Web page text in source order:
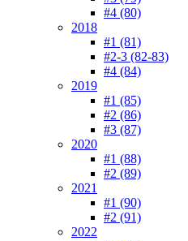
#4 (80)
2018
#1 (81)
#2-3 (82-83)
#4 (84)
2019
#1 (85)
#2 (86)
#3 (87)
2020
#1 (88)
#2 (89)
2021
#1 (90)
#2 (91)
2022